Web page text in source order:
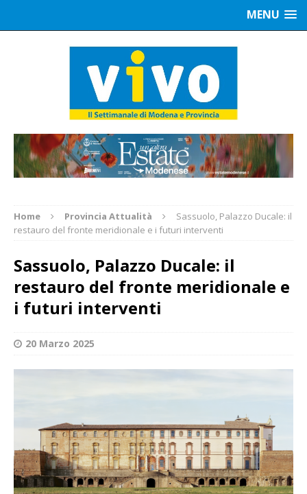
MENU
Home Provincia Attualità
Sassuolo, Palazzo Ducale: il
restauro del fronte meridionale e i futuri interventi
Sassuolo, Palazzo Ducale: il
restauro del fronte meridionale e
i futuri interventi
20 Marzo 2025